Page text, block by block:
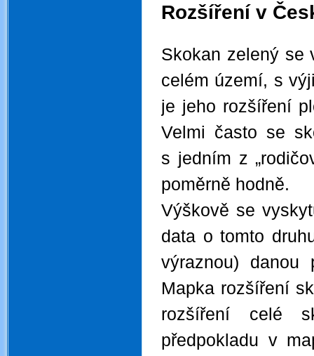
Rozšíření v
Skokan zelený se
celém území, s
je jeho rozšíření
Velmi často se
s jedním z
poměrně hodně.
Výškově se
data o tomto
výraznou) danou
Mapka rozšíření
rozšíření celé
předpokladu v